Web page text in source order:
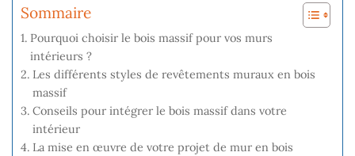
Sommaire
Pourquoi choisir le bois massif pour vos murs
intérieurs ?
Les différents styles de revêtements muraux en bois
massif
Conseils pour intégrer le bois massif dans votre
intérieur
La mise en œuvre de votre projet de mur en bois